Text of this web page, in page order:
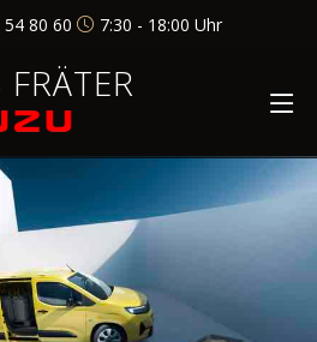
80 60 7:30 - 18:00 Uhr